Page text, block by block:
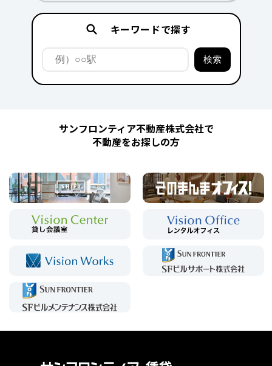
キーワードで探す
サンフロンティア不動産株式会社で
不動産をお探しの方